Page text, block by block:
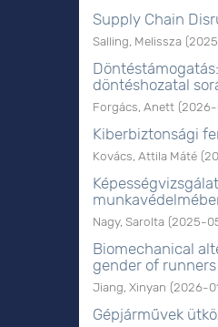
Supply Chain
Salling, Melissza (2025
döntéshozatal
Forgács, Anett (
Kiberbiztonsági
Kovács, Attila Máté (
Nagy, Sarolta (2025-
Biomechanical
gender of runners
Jiang, Xinyan (2026-
Gépjárművek